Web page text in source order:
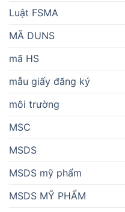
Luật FSMA
MÃ DUNS
mã HS
mẫu giấy đăng ký
môi trường
MSC
MSDS
MSDS mỹ phẩm
MSDS MỸ PHẨM